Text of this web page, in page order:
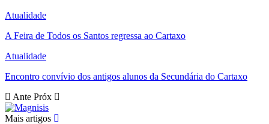
Atualidade
A Feira de Todos os Santos regressa ao Cartaxo
Atualidade
Encontro convívio dos antigos alunos da Secundária do Cartaxo
Ante Próx
Mais artigos